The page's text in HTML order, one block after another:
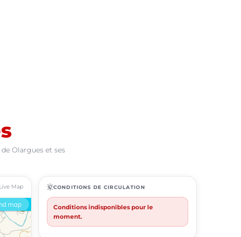
Olargues et ses
Map routineCONDITIONS DE CIRCULATION
Conditions indisponibles pour le
moment.